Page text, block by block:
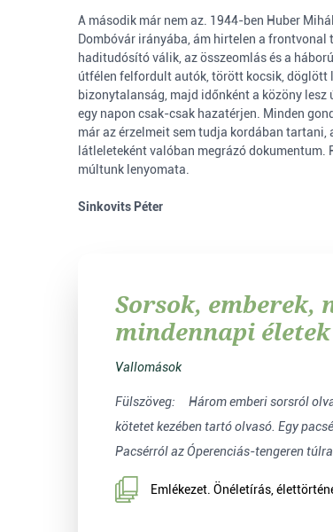
A második már nem az. 1944-ben Huber
Dombóvár irányába, ám hirtelen a
haditudósító válik, az összeomlás és a
útfélen felfordult autók, törött kocsik, döglött
bizonytalanság, majd időnként a közöny
egy napon csak-csak hazatérjen. Minden
már az érzelmeit sem tudja kordában tartani,
látleleteként valóban megrázó dokumentum.
múltunk lenyomata.
Sinkovits Péter
Sorsok, emberek,
mindennapi életek
Vallomások
Fülszöveg: Három emberi sorsról olvashat a
kötetet kezében tartó olvasó. Egy
Pacsérról az Óperenciás-tengeren túlra
Emlékezet. Önéletírás,